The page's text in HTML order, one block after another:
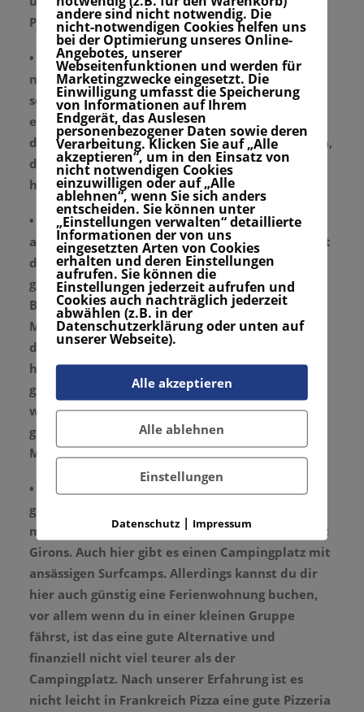
Partyurlaub mit Surfqualität.
• Plage du Cap de l’Homyist ein kleiner wirklich
netter Ort. DerCampingplatzhier ist wirklich
schön. Er ist sehr verwinkelt und du kannst dir
ein schönes Plätzchen aussuchen, auf dem du
dein Zelt aufschlägst. Es gibt ein paar Zelthütten,
die du mieten kannst, wenn du keinen Camper
hast.
• Saint Girons Plage: Saint Girons Plage ist mein
absoluter Lieblingsort. DerCampingplatz
dort ist
direkt hinter der Düne in einem Pinienwald
gelegen. Neben zahlreichen Surfcamps, wie zum
BeispielFirst Surfbietet der Campingplatz
Mobile Homes und andere kleine Hütten. Wenn
du also nicht campen möchtest, kannst du dich
hier einmieten und deinen Urlaub genießen. Es
gibt eine kleine Strandpromenade, in der du die
wichtigsten Dinge kaufen kannst. Der nächste
große Supermarkt ist mit dem Auto etwa 15
Minuten entfernt.
• Moliets et Maa
oder liebevoll auch „Molle“
genannt ist ebenfalls ein Ort, der ein bisschen
mehr Action bietet als Cap de l´homy oder Saint
Girons. Auch hier gibt es einen Campingplatz mit
ansässigen Surfcamps. Allerdings kannst du dir
hier auch günstig eine Ferienwohnung buchen,
vor allem wenn du in einer kleinen Gruppe
fährst, ist das eine gute Alternative und
finanziell nicht viel teurer als der
Campingplatz. Nach unserer Erfahrung ist es
nicht leicht in Frankreich Pizza eine gute Pizzeria
andere sind nicht notwendig. Die
nicht-notwendigen Cookies helfen uns
bei der Optimierung unseres Online-
Angebotes, unserer
Webseitenfunktionen und werden für
Marketingzwecke eingesetzt. Die
Einwilligung umfasst die Speicherung
von Informationen auf Ihrem
Endgerät, das Auslesen
personenbezogener Daten sowie deren
Verarbeitung. Klicken Sie auf „Alle
akzeptieren“, um in den Einsatz von
nicht notwendigen Cookies
einzuwilligen oder auf „Alle
ablehnen“, wenn Sie sich anders
entscheiden. Sie können unter
„Einstellungen verwalten“ detaillierte
Informationen der von uns
eingesetzten Arten von Cookies
erhalten und deren Einstellungen
aufrufen. Sie können die
Einstellungen jederzeit aufrufen und
Cookies auch nachträglich jederzeit
abwählen (z.B. in der
Datenschutzerklärung oder unten auf
unserer Webseite).
Alle akzeptieren
Alle ablehnen
Einstellungen
Datenschutz | Impressum